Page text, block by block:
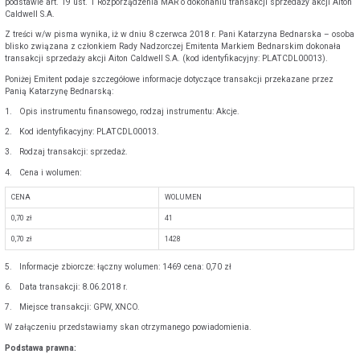
podstawie art. 19 ust. 1 Rozporządzenia MAR o dokonaniu transakcji sprzedaży akcji Aiton
Caldwell S.A.
Z treści w/w pisma wynika, iż w dniu 8 czerwca 2018 r. Pani Katarzyna Bednarska – osoba
blisko związana z członkiem Rady Nadzorczej Emitenta Markiem Bednarskim dokonała
transakcji sprzedaży akcji Aiton Caldwell S.A. (kod identyfikacyjny: PLATCDL00013).
Poniżej Emitent podaje szczegółowe informacje dotyczące transakcji przekazane przez
Panią Katarzynę Bednarską:
1. Opis instrumentu finansowego, rodzaj instrumentu: Akcje.
2. Kod identyfikacyjny: PLATCDL00013.
3. Rodzaj transakcji: sprzedaż.
4. Cena i wolumen:
CENA WOLUMEN
0,70 zł 41
0,70 zł 1428
5. Informacje zbiorcze: łączny wolumen: 1469 cena: 0,70 zł
6. Data transakcji: 8.06.2018 r.
7. Miejsce transakcji: GPW, XNCO.
W załączeniu przedstawiamy skan otrzymanego powiadomienia.
Podstawa prawna: